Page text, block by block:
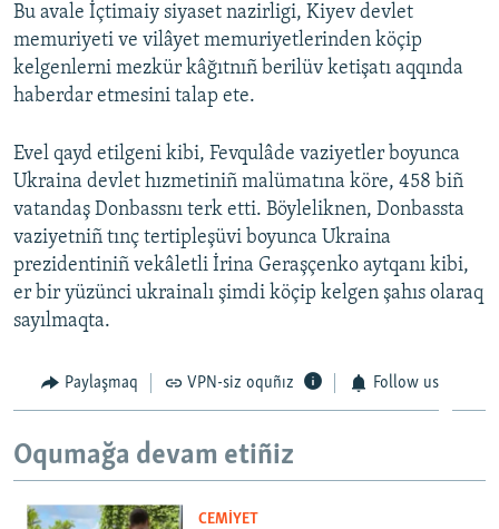
Bu avale İçtimaiy siyaset nazirligi, Kiyev devlet
memuriyeti ve vilâyet memuriyetlerinden köçip
kelgenlerni mezkür kâğıtnıñ berilüv ketişatı aqqında
haberdar etmesini talap ete.
Evel qayd etilgeni kibi, Fevqulâde vaziyetler boyunca
Ukraina devlet hızmetiniñ malümatına köre, 458 biñ
vatandaş Donbassnı terk etti. Böyleliknen, Donbassta
vaziyetniñ tınç tertipleşüvi boyunca Ukraina
prezidentiniñ vekâletli İrina Geraşçenko aytqanı kibi,
er bir yüzünci ukrainalı şimdi köçip kelgen şahıs olaraq
sayılmaqta.
Paylaşmaq VPN-siz oquñız Follow us
Oqumağa devam etiñiz
CEMİYET